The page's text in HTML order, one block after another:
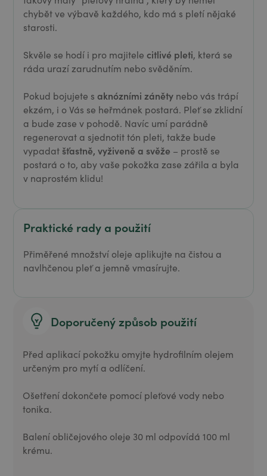
chybět ve výbavě každého, kdo má s pletí nějaké
starosti.
Skvěle se hodí i pro majitele citlivé pleti, která se
ráda urazí zarudnutím nebo svěděním.
Pokud bojujete s aknózními záněty nebo vás trápí
ekzém, i o Vás se heřmánek postará. Pleť se zklidní
a bude zase v pohodě. Navíc umí parádně
regenerovat a sjednotit tón pleti, takže bude
vypadat šťastně, vyživeně a svěže – prostě se
postará o to, aby vaše pokožka zase zářila a byla
v naprostém klidu!
Praktické rady a použití
Přiměřené množství oleje aplikujte na čistou a
navlhčenou pleť a jemně vmasírujte.
Doporučený způsob použití
Před aplikací pokožku omyjte hydrofilním olejem
určeným pro mytí a odlíčení.
Ošetření dokončete pomocí pleťové vody nebo
tonika.
Balení obličejového oleje 30 ml odpovídá 100 ml
krému.